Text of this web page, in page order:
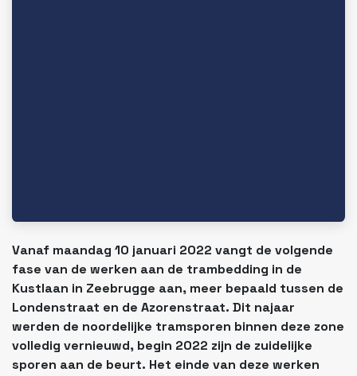
Vanaf maandag 10 januari 2022 vangt de volgende
fase van de werken aan de trambedding in de
Kustlaan in Zeebrugge aan, meer bepaald tussen de
Londenstraat en de Azorenstraat. Dit najaar
werden de noordelijke tramsporen binnen deze zone
volledig vernieuwd, begin 2022 zijn de zuidelijke
sporen aan de beurt. Het einde van deze werken